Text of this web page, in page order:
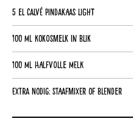
5 el Calvé Pindakaas Light
100 ml kokosmelk in blik
100 ml halfvolle melk
Extra nodig: staafmixer of blender